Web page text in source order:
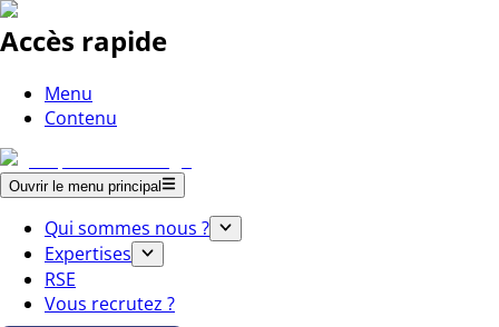
Accès rapide
Menu
Contenu
Ouvrir le menu principal
Qui sommes nous ?
Expertises
RSE
Vous recrutez ?